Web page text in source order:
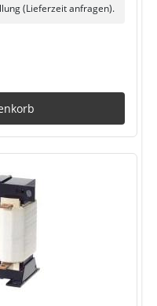
(Lieferzeit anfragen).